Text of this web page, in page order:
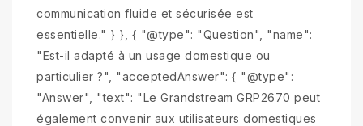
communication fluide et sécurisée est
essentielle." } }, { "@type": "Question", "name":
"Est-il adapté à un usage domestique ou
particulier ?", "acceptedAnswer": { "@type":
"Answer", "text": "Le Grandstream GRP2670 peut
également convenir aux utilisateurs domestiques